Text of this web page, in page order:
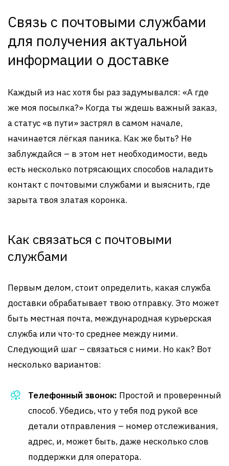
Связь с почтовыми службами
для получения актуальной
информации о доставке
Каждый из нас хотя бы раз задумывался: «А где
же моя посылка?» Когда ты ждешь важный заказ,
а статус «в пути» застрял в самом начале,
начинается лёгкая паника. Как же быть? Не
заблуждайся – в этом нет необходимости, ведь
есть несколько потрясающих способов наладить
контакт с почтовыми службами и выяснить, где
зарыта твоя златая коронка.
Как связаться с почтовыми
службами
Первым делом, стоит определить, какая служба
доставки обрабатывает твою отправку. Это может
быть местная почта, международная курьерская
служба или что-то среднее между ними.
Следующий шаг – связаться с ними. Но как? Вот
несколько вариантов:
Телефонный звонок: Простой и проверенный
способ. Убедись, что у тебя под рукой все
детали отправления – номер отслеживания,
адрес, и, может быть, даже несколько слов
поддержки для оператора.